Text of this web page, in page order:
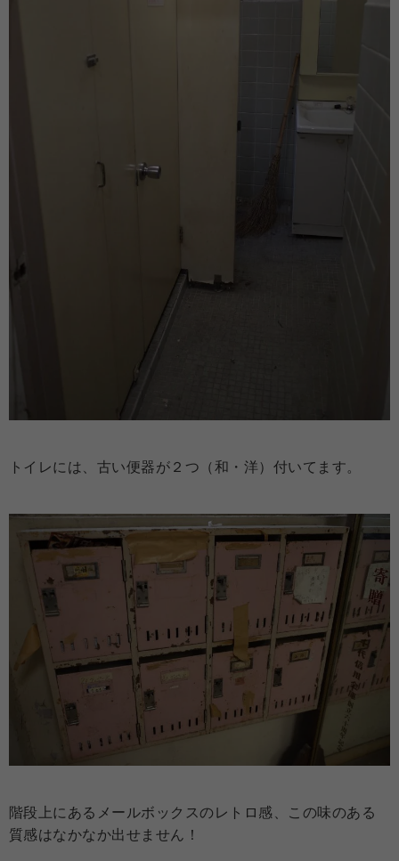
トイレには、古い便器が２つ（和・洋）付いてます。
階段上にあるメールボックスのレトロ感、この味のある
質感はなかなか出せません！